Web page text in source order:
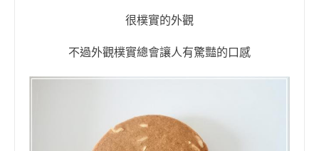
很樸實的外觀
不過外觀樸實總會讓人有驚豔的口感